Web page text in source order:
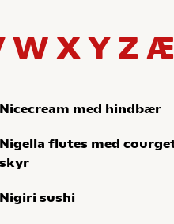
W XY Z Æ
Nicecream med hindbær
Nigella flutes med courgette og
skyr
Nigiri sushi